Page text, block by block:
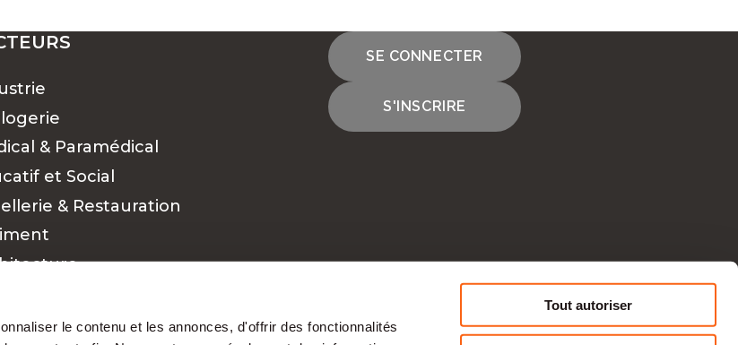
le contenu et les annonces, d'offrir des fonctionnalités
Tout autoriser
& Paramédical
et Social
& Restauration
SE CONNECTER
S'INSCRIRE